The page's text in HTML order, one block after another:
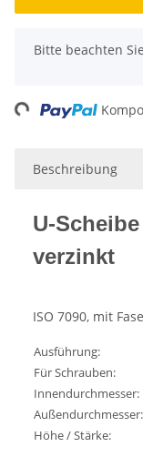
x
Bitte beachten
Beschreibung
U-
verzinkt
ISO 7090, mit Fase
Ausführung:
Für Schrauben:
Innendurchmesser:
Außendurchmesser:
Höhe / Stärke: